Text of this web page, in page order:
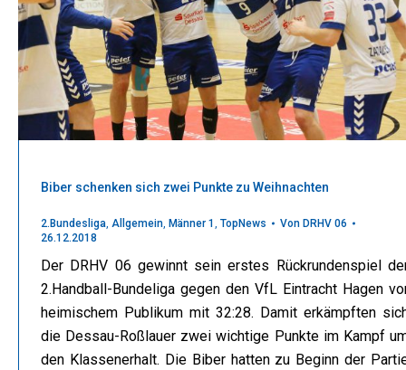
Biber schenken sich zwei Punkte zu Weihnachten
2.Bundesliga, Allgemein, Männer 1 , TopNews Von DRHV 06
26.12.2018
Der DRHV 06 gewinnt sein erstes Rückrundenspiel
2.Handball-Bundeliga gegen den VfL Eintracht Hagen
heimischem Publikum mit 32:28. Damit erkämpften
die Dessau-Roßlauer zwei wichtige Punkte im Kampf
den Klassenerhalt. Die Biber hatten zu Beginn der